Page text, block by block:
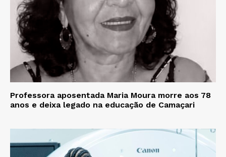
Professora aposentada Maria Moura morre aos 78
anos e deixa legado na educação de Camaçari